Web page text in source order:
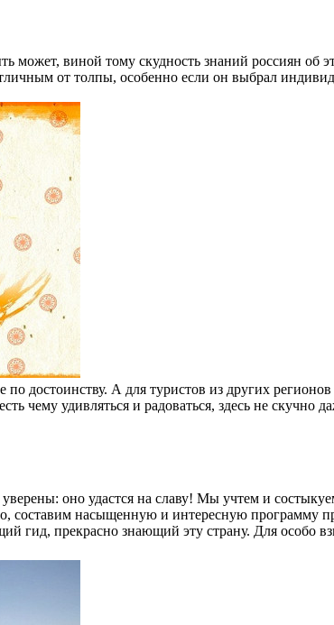
виной тому скудность знаний россиян об
от толпы, особенно если он выбрал
А для туристов из других регионов
чему удивляться и радоваться, здесь не
оно удастся на славу! Мы учтем и
составим насыщенную и интересную программу
гид, прекрасно знающий эту страну. Для особо